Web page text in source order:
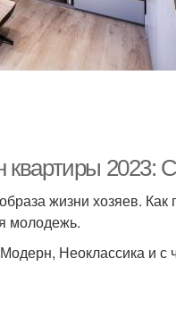
квартиры 2023:
жизни хозяев. Как
молодежь.
Неоклассика и с